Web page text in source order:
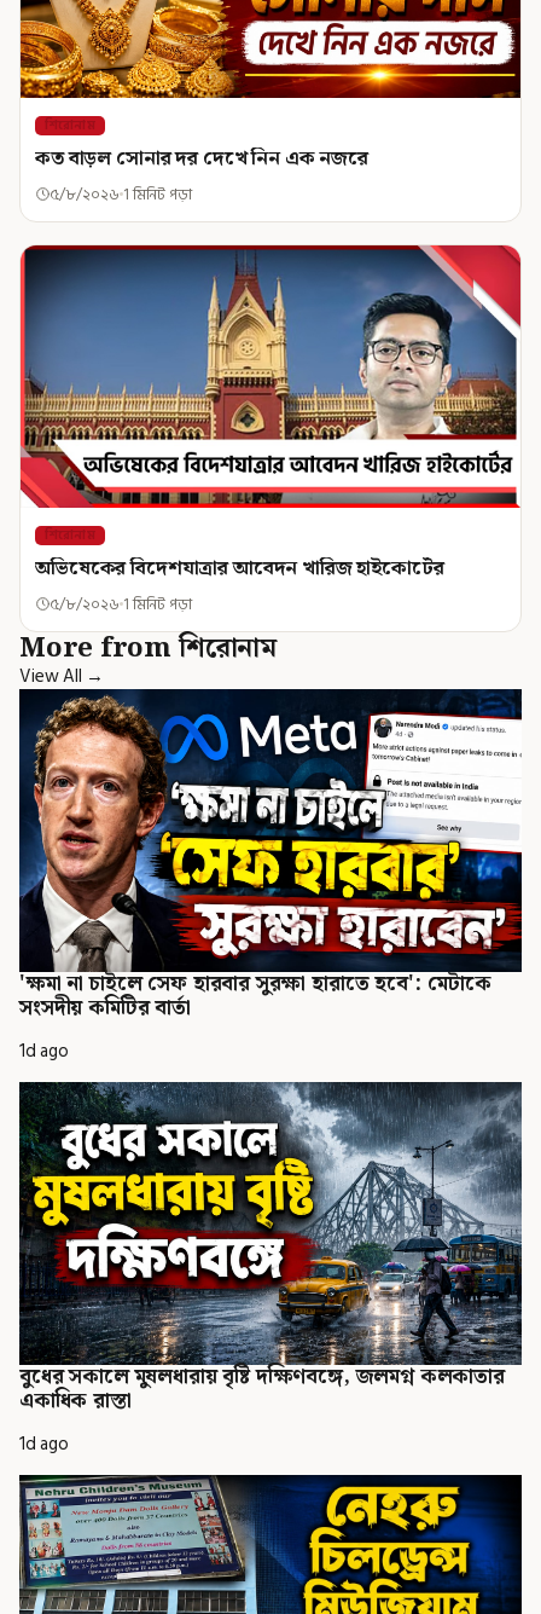
শিরোনাম
কত বাড়ল সোনার দর দেখে নিন এক নজরে
৫/৮/২০২৬ 1 মিনিট পড়া
শিরোনাম
অভিষেকের বিদেশযাত্রার আবেদন খারিজ হাইকোর্টের
৫/৮/২০২৬ 1 মিনিট পড়া
More from শিরোনাম
View All →
'ক্ষমা না চাইলে সেফ হারবার সুরক্ষা হারাতে হবে': মেটাকে
সংসদীয় কমিটির বার্তা
1d ago
বুধের সকালে মুষলধারায় বৃষ্টি দক্ষিণবঙ্গে, জলমগ্ন কলকাতার
একাধিক রাস্তা
1d ago